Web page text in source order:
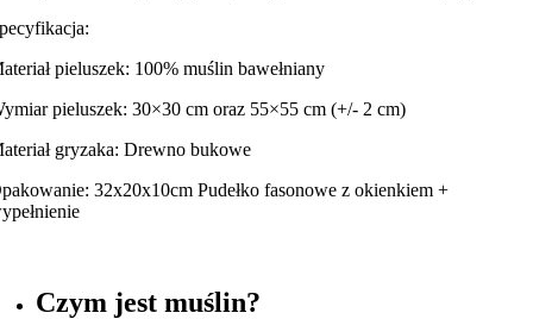
pieluszek: 100% muślin bawełniany
pieluszek: 30×30 cm oraz 55×55 cm (+/- 2 cm)
gryzaka: Drewno bukowe
32x20x10cm Pudełko fasonowe z okienkiem +
Czym jest muślin?